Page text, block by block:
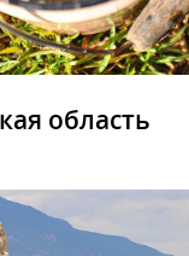
область